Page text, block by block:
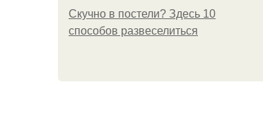
Скучно в постели? Здесь 10
способов развеселиться